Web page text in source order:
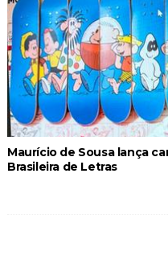
Maurício de Sousa lança
Brasileira de Letras